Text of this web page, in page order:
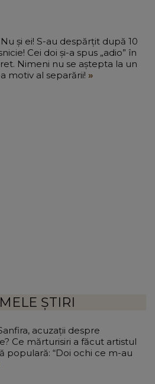
Cei doi și-a spus „adio” în
Nimeni nu se aștepta la un
motiv al separării!
ȘTIRI
acuzații despre
Ce mărturisiri a făcut artistul
populară: “Doi ochi ce m-au